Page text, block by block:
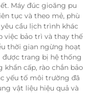
Máy đúc gioăng pu
tục và theo mẻ, phù
cầu lịch trình khác
việc bảo trì và thay thế
thời gian ngừng hoạt
được trang bị hệ thống
cấp, rào chắn bảo
yếu tố môi trường đã
vật liệu hiệu quả và